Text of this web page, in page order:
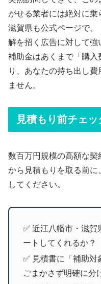
がせる業者には絶対に乗
滋賀県も公式ページで
解を招く広告に対して強
補助金はあくまで「購
り、あなたの持ち出し
ません。
見積もり前チェッ
数百万円規模の高額な
から見積もりを取る前に
してください。
✅ 近江八幡市・滋
ートしてくれるか？
✅ 見積書に「補助
ごまかさず明確に分